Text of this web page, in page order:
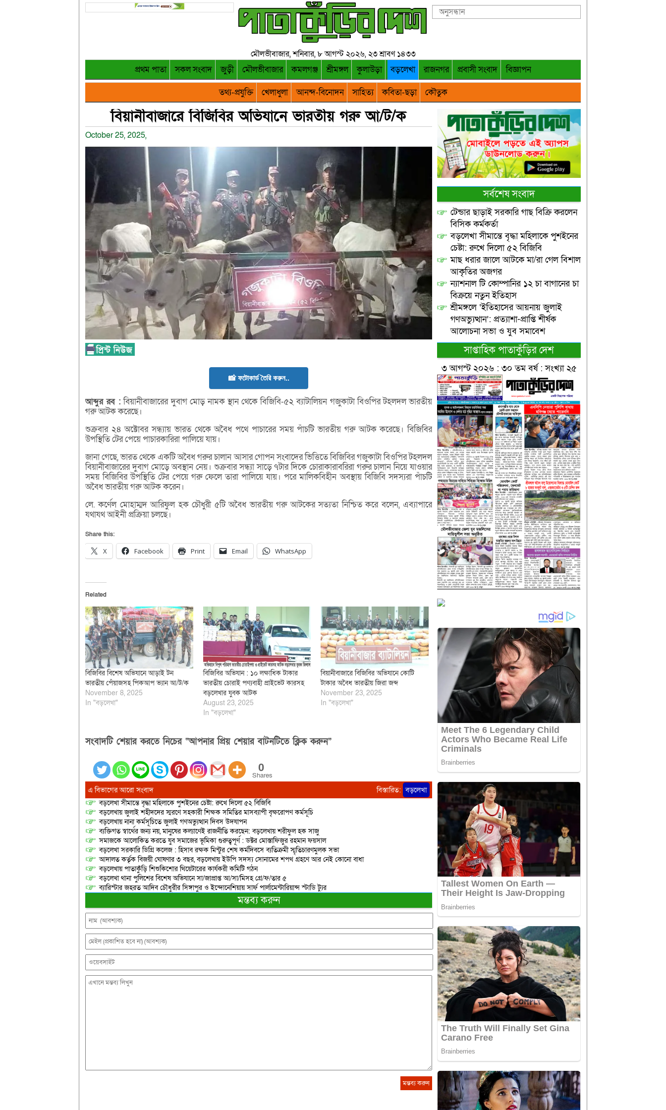
মৌলভীবাজার, শনিবার, ৮ আগস্ট ২০২৬, ২৩ শ্রাবণ ১৪৩৩
প্রথম পাতা সকল সংবাদ জুড়ী মৌলভীবাজার কমলগঞ্জ শ্রীমঙ্গল কুলাউড়া বড়লেখা রাজনগর প্রবাসী সংবাদ
বিজ্ঞাপন
তথ্য-প্রযুক্তি
খেলাধুলা আনন্দ-বিনোদন সাহিত্য কবিতা-ছড়া কৌতুক
বিয়ানীবাজারে বিজিবির অভিযানে ভারতীয় গরু আ/ট/ক
October 25, 2025,
📸 ফটোকার্ড তৈরি করুন..
আব্দুররব : বিয়ানীবাজারের দুবাগ মোড় নামক স্থান থেকে বিজিবি-৫২ ব্যাটালিয়ন গজুকাটা বিওপির টহলদল ভারতীয়
গরু আটক করেছে।
শুক্রবার ২৪ অক্টোবর সন্ধ্যায় ভারত থেকে অবৈধ পথে পাচারের সময় পাঁচটি ভারতীয় গরু আটক করেছে। বিজিবির
উপস্থিতি টের পেয়ে পাচারকারিরা পালিয়ে যায়।
জানা গেছে, ভারত থেকে একটি অবৈধ গরুর চালান আসার গোপন সংবাদের ভিত্তিতে বিজিবির গজুকাটা বিওপির টহলদল
বিয়ানীবাজারের দুবাগ মোড়ে অবস্থান নেয়। শুক্রবার সন্ধ্যা সাড়ে ৭টার দিকে চোরাকারাবরিরা গরুর চালান নিয়ে যাওয়ার
সময় বিজিবির উপস্থিতি টের পেয়ে গরু ফেলে তারা পালিয়ে যায়। পরে মালিকবিহীন অবস্থায় বিজিবি সদস্যরা পাঁচটি
অবৈধ ভারতীয় গরু আটক করেন।
লে. কর্ণেল মোহাম্মদ আরিফুল হক চৌধুরী ৫টি অবৈধ ভারতীয় গরু আটকের সত্যতা নিশ্চিত করে বলেন, এব্যাপারে
যথাযথ আইনী প্রক্রিয়া চলছে।
Share this:
X Facebook Print Email WhatsApp
Related
বিজিবির বিশেষ অভিযানে আড়াই টন
ভারতীয় পেঁয়াজসহ পিকআপ ভ্যান আ/ট/ক
November 8, 2025
In "বড়লেখা"
বিজিবির অভিযান : ১০ লক্ষাধিক টাকার
ভারতীয় চোরাই পণ্যবাহী প্রাইভেট কারসহ
বড়লেখার যুবক আটক
August 23, 2025
In "বড়লেখা"
বিয়ানীবাজারে বিজিবির অভিযানে কোটি
টাকার অবৈধ ভারতীয় জিরা জব্দ
November 23, 2025
In "বড়লেখা"
সংবাদটি শেয়ার করতে নিচের “আপনার প্রিয় শেয়ার বাটনটিতে ক্লিক করুন”
0
Shares
এ বিভাগের আরো সংবাদ বিস্তারিত: বড়লেখা
বড়লেখা সীমান্তে বৃদ্ধা মহিলাকে পুশইনের চেষ্টা: রুখে দিলো ৫২ বিজিবি
বড়লেখায় জুলাই শহীদদের স্মরণে সহকারী শিক্ষক সমিতির মাসব্যাপী বৃক্ষরোপণ কর্মসূচি
বড়লেখায় নানা কর্মসূচিতে জুলাই গণঅভ্যুত্থান দিবস উদযাপন
ব্যক্তিগত স্বার্থের জন্য নয়, মানুষের কল্যাণেই রাজনীতি করছেন: বড়লেখায় শরীফুল হক সাজু
সমাজকে আলোকিত করতে যুব সমাজের ভূমিকা গুরুত্বপূর্ণ : ডক্টর মোস্তাফিজুর রহমান ফয়সাল
বড়লেখা সরকারি ডিগ্রি কলেজ : হিসাব রক্ষক মিন্টুর শেষ কর্মদিবসে ব্যতিক্রমী স্মৃতিচারণমুলক সভা
আদালত কর্তৃক বিজয়ী ঘোষণার ৩ বছর, বড়লেখায় ইউপি সদস্য সোনামের শপথ গ্রহণে আর নেই কোনো বাধা
বড়লেখায় পাতাকুঁড়ি শিশুকিশোর থিয়েটারের কার্যকরী কমিটি গঠন
বড়লেখা থানা পুলিশের বিশেষ অভিযানে সা/জাপ্রাপ্ত আ/সা/মিসহ গ্রে/ফ/তার ৫
ব্যারিস্টার জহরত আদিব চৌধুরীর সিঙ্গাপুর ও ইন্দোনেশিয়ায় সার্ফ পার্লামেন্টারিয়ান্স স্টাডি ট্যুর
মন্তব্য করুন
সর্বশেষ সংবাদ
টেন্ডার ছাড়াই সরকারি গাছ বিক্রি করলেন
বিসিক কর্মকর্তা
বড়লেখা সীমান্তে বৃদ্ধা মহিলাকে পুশইনের
চেষ্টা: রুখে দিলো ৫২ বিজিবি
মাছ ধরার জালে আটকে মা/রা গেল বিশাল
আকৃতির অজগর
ন্যাশনাল টি কোম্পানির ১২ চা বাগানের চা
বিক্রয়ে নতুন ইতিহাস
শ্রীমঙ্গলে ‘ইতিহাসের আয়নায় জুলাই
গণঅভ্যুত্থান’: প্রত্যাশা-প্রাপ্তি শীর্ষক
আলোচনা সভা ও যুব সমাবেশ
সাপ্তাহিক পাতাকুঁড়ির দেশ
৩ আগস্ট ২০২৬ : ৩০ তম বর্ষ : সংখ্যা ২৫